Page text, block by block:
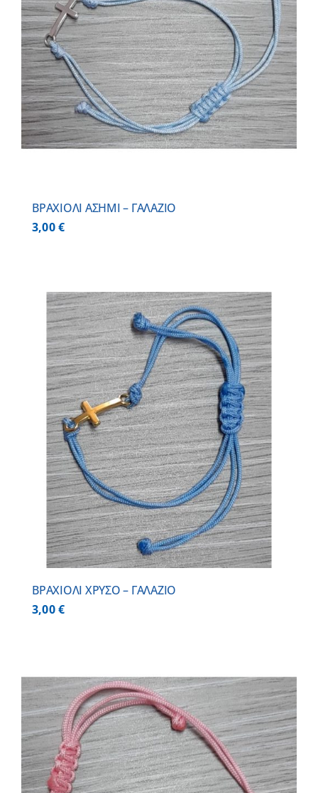
BΡΑΧΙΟΛΙ ΑΣΗΜΙ – ΓΑΛΑΖΙΟ
3,00€
BΡΑΧΙΟΛΙ ΧΡΥΣΟ – ΓΑΛΑΖΙΟ
3,00€